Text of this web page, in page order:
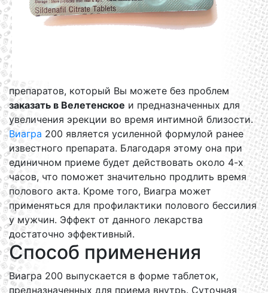
препаратов, который Вы можете без проблем
заказать в Велетенское и предназначенных для
увеличения эрекции во время интимной близости.
Виагра 200 является усиленной формулой ранее
известного препарата. Благодаря этому она при
единичном приеме будет действовать около 4-х
часов, что поможет значительно продлить время
полового акта. Кроме того, Виагра может
применяться для профилактики полового бессилия
у мужчин. Эффект от данного лекарства
достаточно эффективный.
Способ применения
Виагра 200 выпускается в форме таблеток,
предназначенных для приема внутрь. Суточная